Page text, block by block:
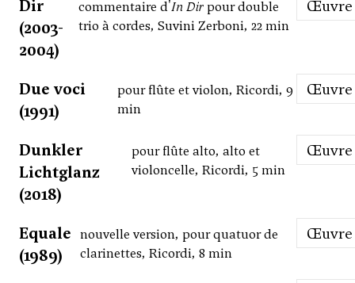
Dir
(2003-
2004)
commentaire d'In Dirpour double
trio à cordes, Suvini Zerboni, 22 min
Œuvre
Due voci
(1991)
pour flûte et violon, Ricordi, 9
min
Œuvre
Dunkler
Lichtglanz
(2018)
pour flûte alto, alto et
violoncelle, Ricordi, 5 min
Œuvre
Equale
(1989)
nouvelle version, pour quatuor de
clarinettes, Ricordi, 8 min
Œuvre